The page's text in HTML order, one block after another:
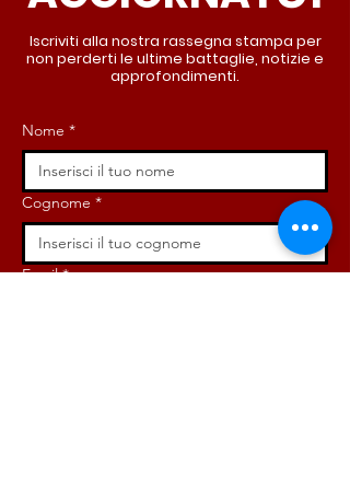
Iscriviti alla nostra rassegna stampa per
non perderti le ultime battaglie, notizie e
approfondimenti.
Nome *
Cognome *
Email *